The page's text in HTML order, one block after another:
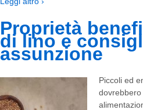
Proprietà
di lino e
assunzione
Piccoli ed